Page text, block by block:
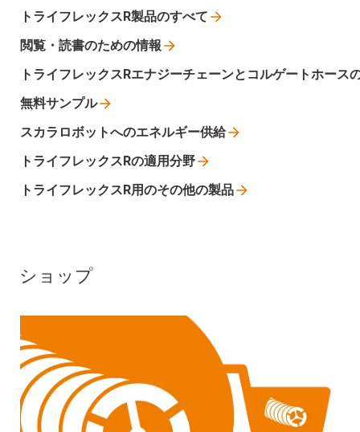
トライフレックスR製品のすべて
閲覧・読書のための情報
トライフレックスRエナジーチェーンとコルゲートホース
無料サンプル
スカラロボットへのエネルギー供給
トライフレックスRの適用分野
トライフレックスR用のその他の製品
ショップ